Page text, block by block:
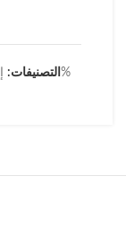
التصنيفات: عرض رمضان 25%